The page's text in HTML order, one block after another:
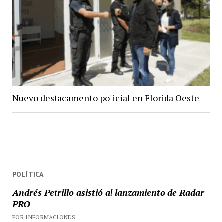
POLÍTICA
Andrés Petrillo asistió al lanzamiento de Radar
PRO
POR INFORMACIONES
Nuevo destacamento policial en Florida Oeste